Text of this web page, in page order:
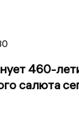
460-
салюта